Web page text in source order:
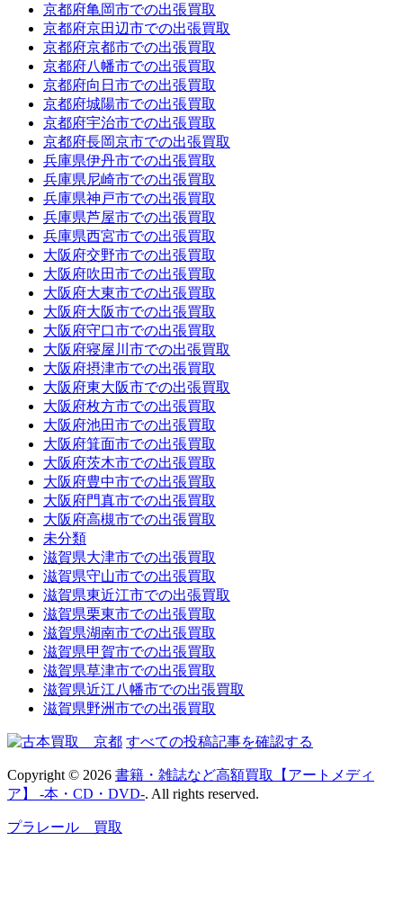
京都府亀岡市での出張買取
京都府京田辺市での出張買取
京都府京都市での出張買取
京都府八幡市での出張買取
京都府向日市での出張買取
京都府城陽市での出張買取
京都府宇治市での出張買取
京都府長岡京市での出張買取
兵庫県伊丹市での出張買取
兵庫県尼崎市での出張買取
兵庫県神戸市での出張買取
兵庫県芦屋市での出張買取
兵庫県西宮市での出張買取
大阪府交野市での出張買取
大阪府吹田市での出張買取
大阪府大東市での出張買取
大阪府大阪市での出張買取
大阪府守口市での出張買取
大阪府寝屋川市での出張買取
大阪府摂津市での出張買取
大阪府東大阪市での出張買取
大阪府枚方市での出張買取
大阪府池田市での出張買取
大阪府箕面市での出張買取
大阪府茨木市での出張買取
大阪府豊中市での出張買取
大阪府門真市での出張買取
大阪府高槻市での出張買取
未分類
滋賀県大津市での出張買取
滋賀県守山市での出張買取
滋賀県東近江市での出張買取
滋賀県栗東市での出張買取
滋賀県湖南市での出張買取
滋賀県甲賀市での出張買取
滋賀県草津市での出張買取
滋賀県近江八幡市での出張買取
滋賀県野洲市での出張買取
すべての投稿記事を確認する
Copyright © 2026 書籍・雑誌など高額買取【アートメディ
ア】 -本・CD・DVD-. All rights reserved.
プラレール 買取